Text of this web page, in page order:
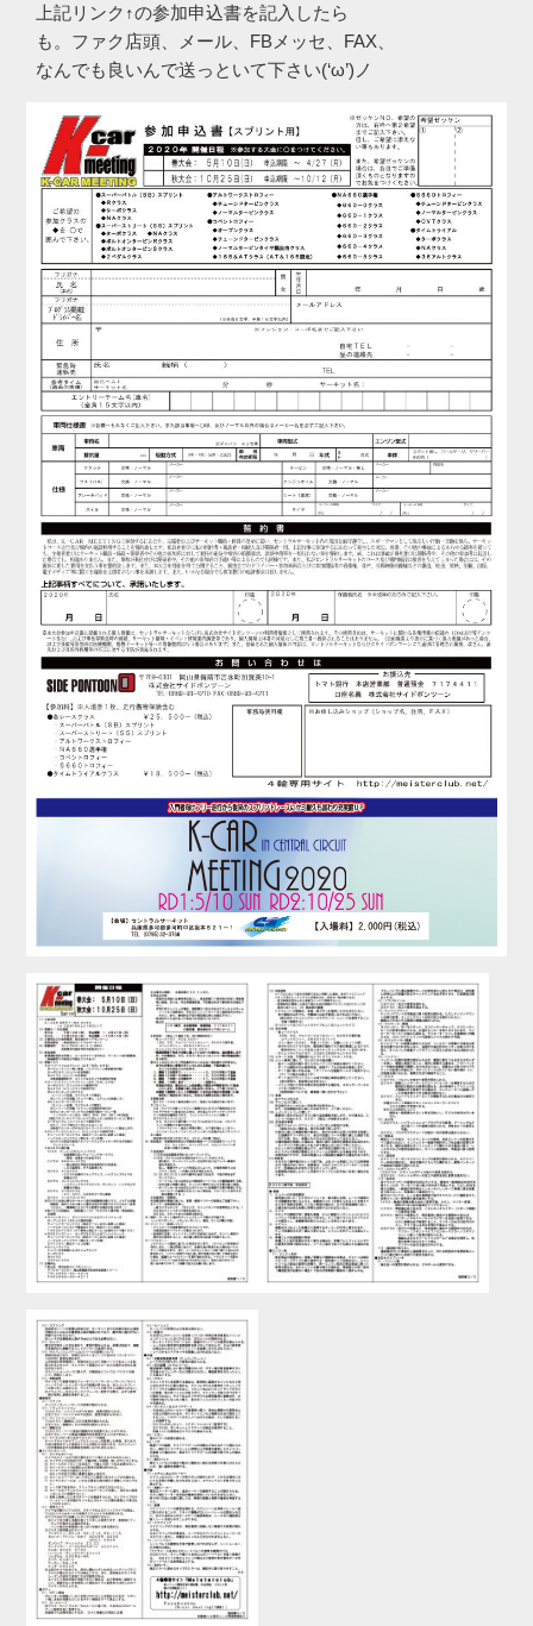
上記リンク↑の参加申込書を記入したら
も。ファク店頭、メール、FBメッセ、FAX、
なんでも良いんで送っといて下さい(‘ω’)ノ